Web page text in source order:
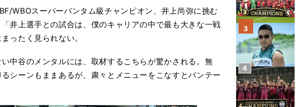
WBOスーパーバンタム級チャンピオン、井上尚弥に挑む
井上選手との試合は、僕のキャリアの中で最も大きな一戦
ったく見られない。
中谷のメンタルには、取材するこちらが驚かされる。無
シーンもままあるが、粛々とメニューをこなすとバンテー
3
4